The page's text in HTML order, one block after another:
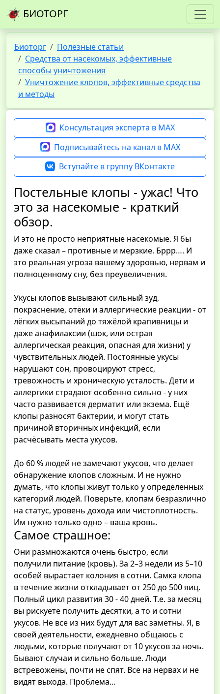
БИОТОРГ
Биоторг
Полезные статьи
Средства от насекомых, эффективные
способы уничтожения
Уничтожение клопов, эффективные средства
и методы
Консультация эксперта в MAX
Подписывайтесь на канал в MAX
Вступайте в группу ВКонтакте
Постельные клопы - ужас! Что
это за насекомые - краткий
обзор.
И это не просто неприятные насекомые. Я бы
даже сказал – противные и мерзкие. Бррр…. И
это реальная угроза вашему здоровью, нервам и
полноценному сну, без преувеличения.
Укусы клопов вызывают сильный зуд,
покраснение, отёки и аллергические реакции - от
лёгких высыпаний до тяжёлой крапивницы и
даже анафилаксии (шок, или острая
аллергическая реакция, опасная для жизни) у
чувствительных людей. Постоянные укусы
нарушают сон, провоцируют стресс,
тревожность и хроническую усталость. Дети и
аллергики страдают особенно сильно - у них
часто развивается дерматит или экзема. Ещё
клопы разносят бактерии, и могут стать
причиной вторичных инфекций, если
расчёсывать места укусов.
До 60 % людей не замечают укусов, что делает
обнаружение клопов сложным. И не нужно
думать, что клопы живут только у определенных
категорий людей. Поверьте, клопам безразлично
на статус, уровень дохода или чистоплотность.
Им нужно только одно – ваша кровь.
Самое страшное:
Они размножаются очень быстро, если
получили питание (кровь). За 2–3 недели из 5–10
особей вырастает колония в сотни. Самка клопа
в течение жизни откладывает от 250 до 500 яиц.
Полный цикл развития 30 - 40 дней. Т.е. за месяц
вы рискуете получить десятки, а то и сотни
укусов. Не все из них будут для вас заметны. Я, в
своей деятельности, ежедневно общаюсь с
людьми, которые получают от 10 укусов за ночь.
Бывают случаи и сильно больше. Люди
встревожены, почти не спят. Все на нервах и не
видят выхода. Проблема…